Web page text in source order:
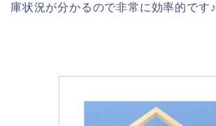
庫状況が分かるので非常に効率的です♪